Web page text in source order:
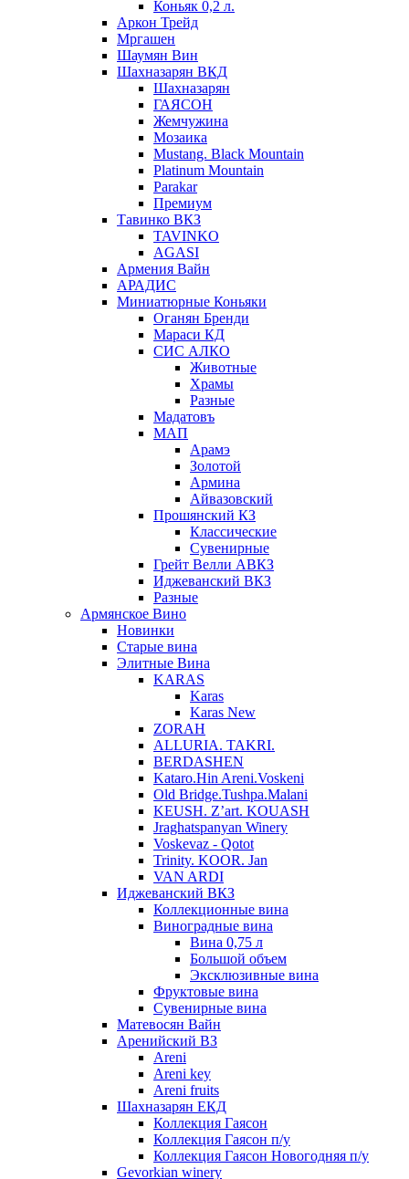
Коньяк 0,2 л.
Аркон Трейд
Мргашен
Шаумян Вин
Шахназарян ВКД
Шахназарян
ГАЯСОН
Жемчужина
Мозаика
Mustang. Black Mountain
Platinum Mountain
Parakar
Премиум
Тавинко ВКЗ
TAVINKO
AGASI
Армения Вайн
АРАДИС
Миниатюрные Коньяки
Оганян Бренди
Мараси КД
СИС АЛКО
Животные
Храмы
Разные
Мадатовъ
МАП
Арамэ
Золотой
Армина
Айвазовский
Прошянский КЗ
Классические
Сувенирные
Грейт Велли АВКЗ
Иджеванский ВКЗ
Разные
Армянское Вино
Новинки
Старые вина
Элитные Вина
KARAS
Karas
Karas New
ZORAH
ALLURIA. TAKRI.
BERDASHEN
Kataro.Hin Areni.Voskeni
Old Bridge.Tushpa.Malani
KEUSH. Z’art. KOUASH
Jraghatspanyan Winery
Voskevaz - Qotot
Trinity. KOOR. Jan
VAN ARDI
Иджеванский ВКЗ
Коллекционные вина
Виноградные вина
Вина 0,75 л
Большой объем
Эксклюзивные вина
Фруктовые вина
Cувенирные вина
Матевосян Вайн
Аренийский ВЗ
Areni
Areni key
Areni fruits
Шахназарян ЕКД
Коллекция Гаясон
Коллекция Гаясон п/у
Коллекция Гаясон Новогодняя п/у
Gevorkian winery